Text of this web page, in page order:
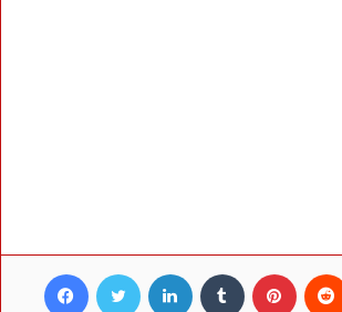
Facebook Twitter LinkedIn Tumblr Pinterest